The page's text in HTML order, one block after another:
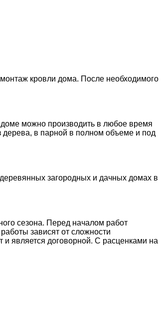
кровли дома. После необходимого
можно производить в любое время
дерева, в парной в полном объеме и под
загородных и дачных домах в
сезона. Перед началом работ
зависят от сложности
и является договорной. С расценками на